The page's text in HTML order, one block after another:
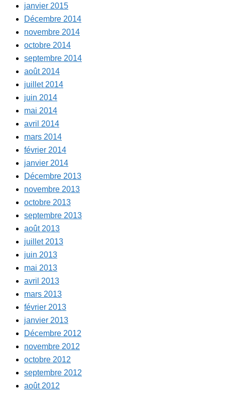
janvier 2015
Décembre 2014
novembre 2014
octobre 2014
septembre 2014
août 2014
juillet 2014
juin 2014
mai 2014
avril 2014
mars 2014
février 2014
janvier 2014
Décembre 2013
novembre 2013
octobre 2013
septembre 2013
août 2013
juillet 2013
juin 2013
mai 2013
avril 2013
mars 2013
février 2013
janvier 2013
Décembre 2012
novembre 2012
octobre 2012
septembre 2012
août 2012